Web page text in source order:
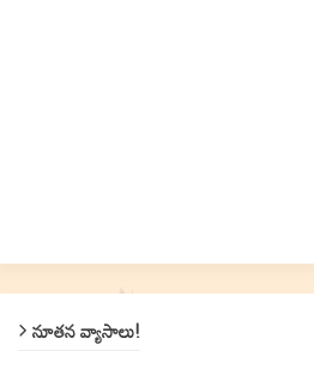
నూతన వ్యాసాలు!